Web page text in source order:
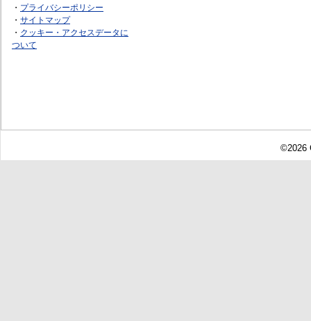
・ プライバシーポリシー
・ サイトマップ
・ クッキー・アクセスデータに
ついて
©2026